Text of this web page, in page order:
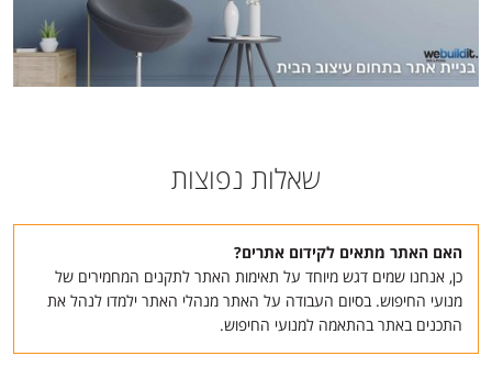
שאלות נפוצות
האם האתר מתאים לקידום אתרים?
כן, אנחנו שמים דגש מיוחד על תאימות האתר לתקנים המחמירים של
מנועי החיפוש. בסיום העבודה על האתר מנהלי האתר ילמדו לנהל את
התכנים באתר בהתאמה למנועי החיפוש.